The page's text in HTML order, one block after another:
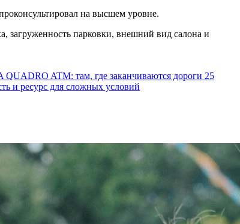
на высшем уровне.
загруженность парковки, внешний вид салона и
ATM: там, где заканчиваются дороги 25
и ресурс для сложных условий